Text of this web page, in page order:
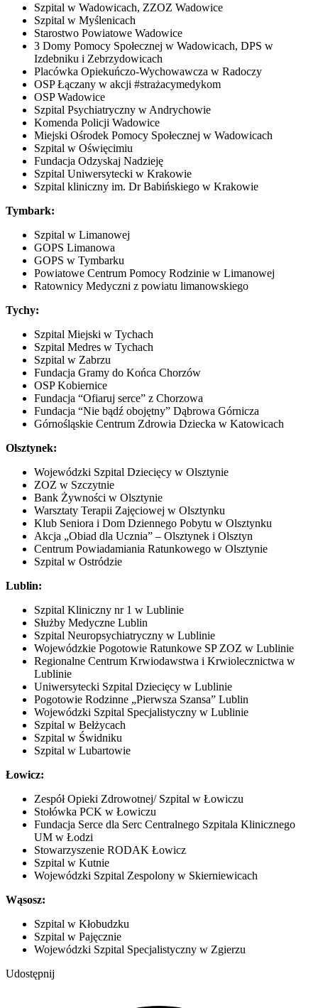
Szpital w Wadowicach, ZZOZ Wadowice
Szpital w Myślenicach
Starostwo Powiatowe Wadowice
3 Domy Pomocy Społecznej w Wadowicach, DPS w
Izdebniku i Zebrzydowicach
Placówka Opiekuńczo-Wychowawcza w Radoczy
OSP Łączany w akcji #strażacymedykom
OSP Wadowice
Szpital Psychiatryczny w Andrychowie
Komenda Policji Wadowice
Miejski Ośrodek Pomocy Społecznej w Wadowicach
Szpital w Oświęcimiu
Fundacja Odzyskaj Nadzieję
Szpital Uniwersytecki w Krakowie
Szpital kliniczny im. Dr Babińskiego w Krakowie
Tymbark:
Szpital w Limanowej
GOPS Limanowa
GOPS w Tymbarku
Powiatowe Centrum Pomocy Rodzinie w Limanowej
Ratownicy Medyczni z powiatu limanowskiego
Tychy:
Szpital Miejski w Tychach
Szpital Medres w Tychach
Szpital w Zabrzu
Fundacja Gramy do Końca Chorzów
OSP Kobiernice
Fundacja “Ofiaruj serce” z Chorzowa
Fundacja “Nie bądź obojętny” Dąbrowa Górnicza
Górnośląskie Centrum Zdrowia Dziecka w Katowicach
Olsztynek:
Wojewódzki Szpital Dziecięcy w Olsztynie
ZOZ w Szczytnie
Bank Żywności w Olsztynie
Warsztaty Terapii Zajęciowej w Olsztynku
Klub Seniora i Dom Dziennego Pobytu w Olsztynku
Akcja „Obiad dla Ucznia” – Olsztynek i Olsztyn
Centrum Powiadamiania Ratunkowego w Olsztynie
Szpital w Ostródzie
Lublin:
Szpital Kliniczny nr 1 w Lublinie
Służby Medyczne Lublin
Szpital Neuropsychiatryczny w Lublinie
Wojewódzkie Pogotowie Ratunkowe SP ZOZ w Lublinie
Regionalne Centrum Krwiodawstwa i Krwiolecznictwa w
Lublinie
Uniwersytecki Szpital Dziecięcy w Lublinie
Pogotowie Rodzinne „Pierwsza Szansa” Lublin
Wojewódzki Szpital Specjalistyczny w Lublinie
Szpital w Bełżycach
Szpital w Świdniku
Szpital w Lubartowie
Łowicz:
Zespół Opieki Zdrowotnej/ Szpital w Łowiczu
Stołówka PCK w Łowiczu
Fundacja Serce dla Serc Centralnego Szpitala Klinicznego
UM w Łodzi
Stowarzyszenie RODAK Łowicz
Szpital w Kutnie
Wojewódzki Szpital Zespolony w Skierniewicach
Wąsosz:
Szpital w Kłobudzku
Szpital w Pajęcznie
Wojewódzki Szpital Specjalistyczny w Zgierzu
Udostępnij